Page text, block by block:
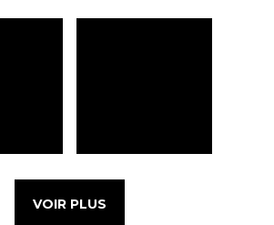
VOIR PLUS